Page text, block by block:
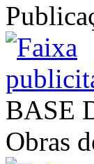
BASE
Obras